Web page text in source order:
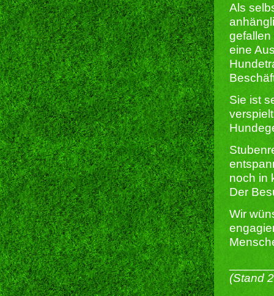
Als
gefallen
eine
Sie ist
noch in
Der
Wir
(Stand